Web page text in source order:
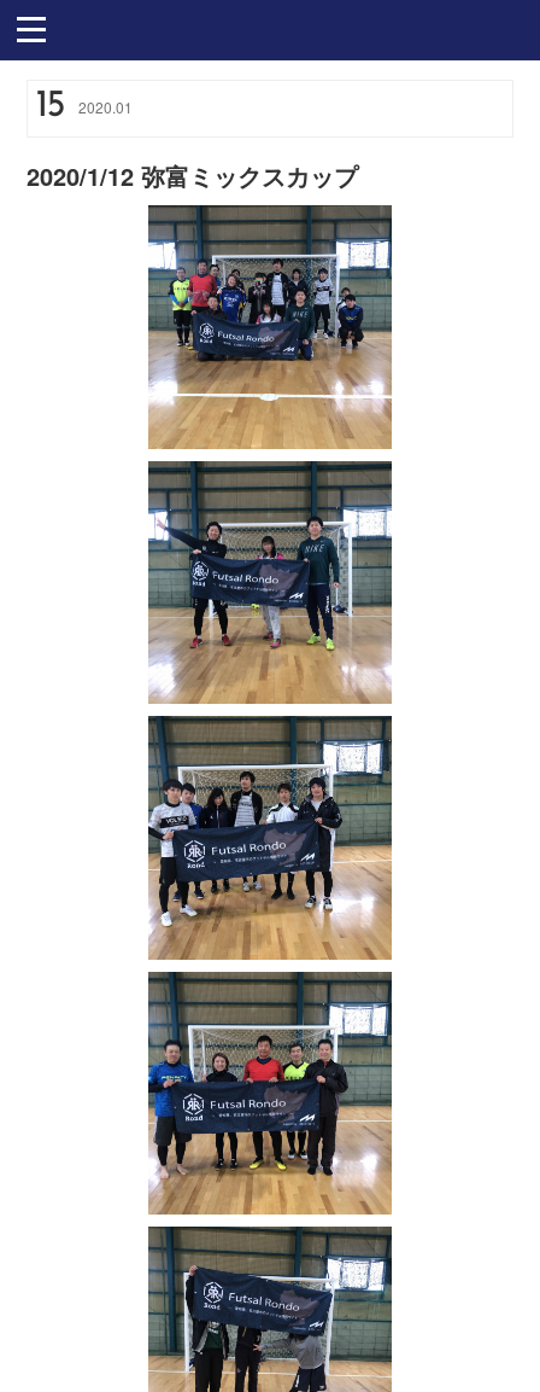
15 2020.01
2020/1/12 弥富ミックスカップ